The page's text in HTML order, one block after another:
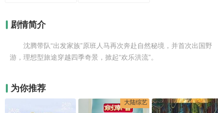
剧情简介
沈腾带队“出发家族”原班人马再次奔赴自然秘境，并首次出国野
游，理想型旅途穿越四季奇景，掀起“欢乐洪流”。
为你推荐
大陆综艺